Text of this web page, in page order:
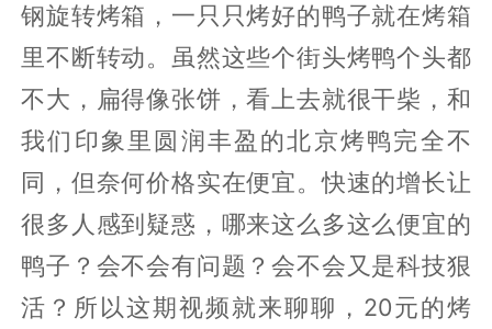
钢旋转烤箱，一只只烤好的鸭子就在烤箱
里不断转动。虽然这些个街头烤鸭个头都
不大，扁得像张饼，看上去就很干柴，和
我们印象里圆润丰盈的北京烤鸭完全不
同，但奈何价格实在便宜。快速的增长让
很多人感到疑惑，哪来这么多这么便宜的
鸭子？会不会有问题？会不会又是科技狠
活？所以这期视频就来聊聊，20元的烤